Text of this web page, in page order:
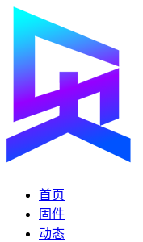
首页
固件
动态